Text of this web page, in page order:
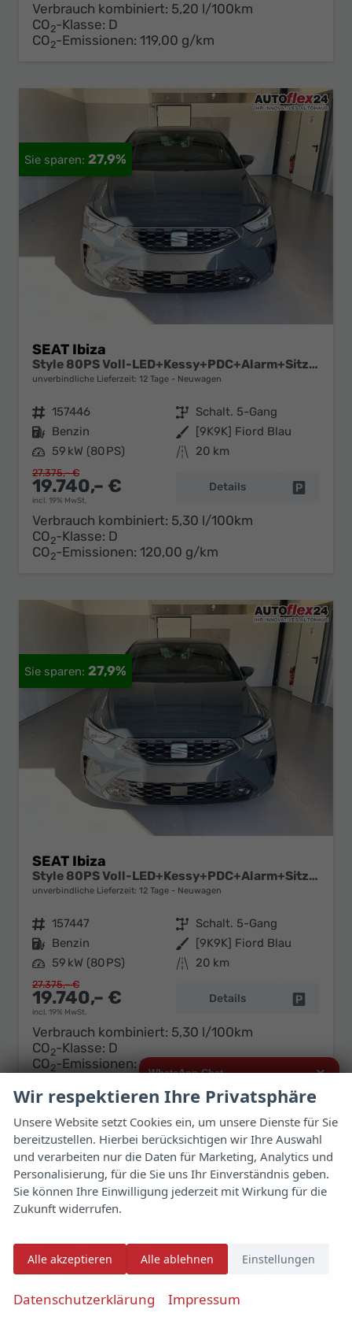
Verbrauch kombiniert: 5,20 l/100km
CO2-Klasse: D
CO2-Emissionen: 119,00 g/km
27,9%
SEAT Ibiza
Style 80PS Voll-LED+Kessy+PDC+Alarm+Sitzheizung+Kamera+App-Connect
unverbindliche Lieferzeit: 12 Tage Neuwagen
Fahrzeugnr. 157446 Getriebe Schalt. 5-Gang
Kraftstoff Benzin Außenfarbe
[9K9K] Fiord Blau
Leistung 59 kW (80 PS) Kilometerstand 20 km
19.740,– €
incl. 19% MwSt.
27.375,– €
Details
Verbrauch kombiniert: 5,30 l/100km
CO2-Klasse: D
CO2-Emissionen: 120,00 g/km
27,9%
SEAT Ibiza
Style 80PS Voll-LED+Kessy+PDC+Alarm+Sitzheizung+Kamera+App-Connect
unverbindliche Lieferzeit: 12 Tage Neuwagen
Fahrzeugnr. 157447 Getriebe Schalt. 5-Gang
Kraftstoff Benzin Außenfarbe
[9K9K] Fiord Blau
Leistung 59 kW (80 PS) Kilometerstand 20 km
19.740,– €
incl. 19% MwSt.
27.375,– €
Details
Verbrauch kombiniert: 5,30 l/100km
CO2-Klasse: D
CO2-Emissionen:120,00 g/km
WhatsApp Chat ×
ich interessiere mich für das oben
genannte Fahrzeug und freue mich
über Eure Kontaktaufnahme.
Viele Grüße
Wir respektieren Ihre Privatsphäre
Unsere Website setzt Cookies ein, um unsere Dienste für Sie
bereitzustellen. Hierbei berücksichtigen wir Ihre Auswahl
und verarbeiten nur die Daten für Marketing, Analytics und
Personalisierung, für die Sie uns Ihr Einverständnis geben.
Sie können Ihre Einwilligung jederzeit mit Wirkung für die
Zukunft widerrufen.
Alle akzeptieren Alle ablehnen Einstellungen
Datenschutzerklärung Impressum